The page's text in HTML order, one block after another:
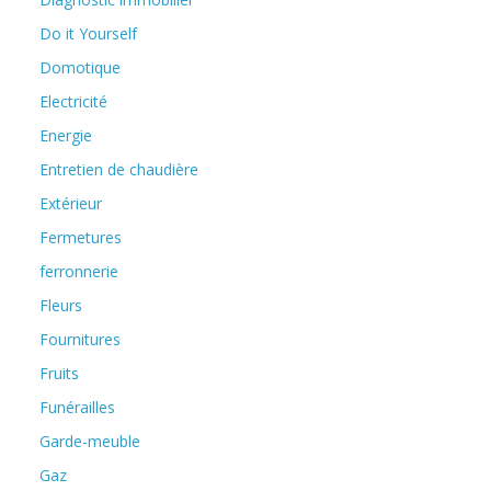
Do it Yourself
Domotique
Electricité
Energie
Entretien de chaudière
Extérieur
Fermetures
ferronnerie
Fleurs
Fournitures
Fruits
Funérailles
Garde-meuble
Gaz